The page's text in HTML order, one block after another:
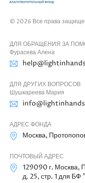
© 2026 Все права
ДЛЯ ОБРАЩЕНИЯ ЗА
Фурасева Алена
ДЛЯ ДРУГИХ ВОПРОСОВ
Шушкареева Мария
АДРЕС ФОНДА
Москва,
ПОЧТОВЫЙ АДРЕС
129090 г. Москва,
д. 25, стр. 1 для БФ